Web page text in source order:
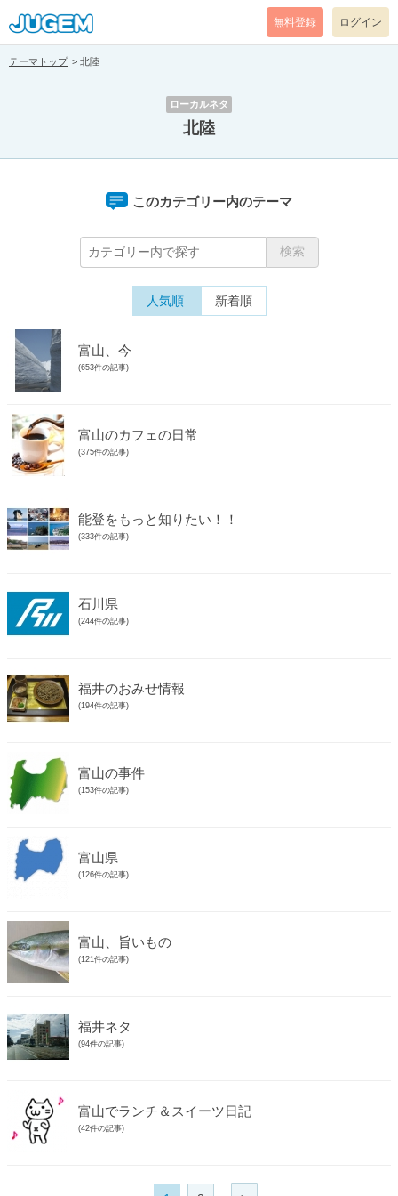
無料登録 ログイン
テーマトップ 北陸
ローカルネタ
北陸
このカテゴリー内のテーマ
人気順 新着順
富山、今
(653件の記事)
富山のカフェの日常
(375件の記事)
能登をもっと知りたい！！
(333件の記事)
石川県
(244件の記事)
福井のおみせ情報
(194件の記事)
富山の事件
(153件の記事)
富山県
(126件の記事)
富山、旨いもの
(121件の記事)
福井ネタ
(94件の記事)
富山でランチ＆スイーツ日記
(42件の記事)